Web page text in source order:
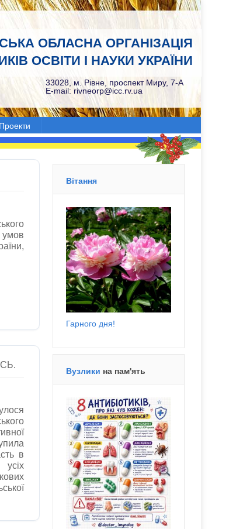
ОБЛАСНА ОРГАНІЗАЦІЯ
ОСВІТИ І НАУКИ УКРАЇНИ
33028, м. Рівне, проспект Миру, 7-А
E-mail: rivneorp@icc.rv.ua
Проекти
умов
в
Вітання
Гарного дня!
Вузлики на пам'ять